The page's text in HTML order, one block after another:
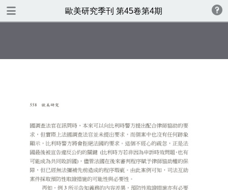
歐美研究季刊 第45卷第4期
TABLE OF CONTENTS
目錄
專號序：人權法的跨國化與歐洲
人權研究在臺灣